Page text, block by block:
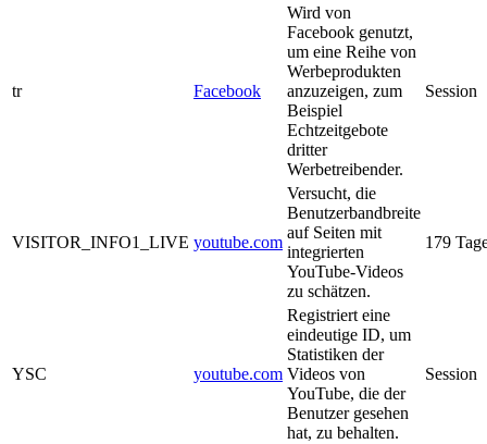
tr Facebook
Wird von
Facebook genutzt,
um eine Reihe von
Werbeprodukten
anzuzeigen, zum
Beispiel
Echtzeitgebote
dritter
Werbetreibender.
Session
VISITOR_INFO1_LIVE youtube.com
Versucht, die
Benutzerbandbreite
auf Seiten mit
integrierten
YouTube-Videos
zu schätzen.
179
YSC youtube.com
Registriert eine
eindeutige ID, um
Statistiken der
Videos von
YouTube, die der
Benutzer gesehen
hat, zu behalten.
Session